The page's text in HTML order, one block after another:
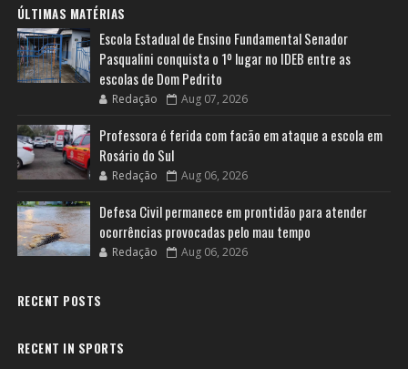
ÚLTIMAS MATÉRIAS
Escola Estadual de Ensino Fundamental Senador
Pasqualini conquista o 1º lugar no IDEB entre as
escolas de Dom Pedrito
Redação Aug 07, 2026
Professora é ferida com facão em ataque a escola em
Rosário do Sul
Redação Aug 06, 2026
Defesa Civil permanece em prontidão para atender
ocorrências provocadas pelo mau tempo
Redação Aug 06, 2026
RECENT POSTS
RECENT IN SPORTS